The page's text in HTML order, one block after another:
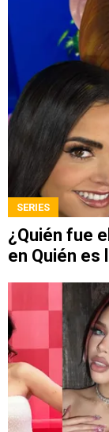
SERIES
¿Quién fue
en Quién es